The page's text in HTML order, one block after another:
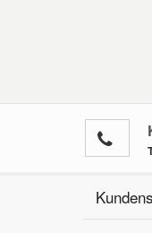
Mini Ersatzteile
Mitsubishi